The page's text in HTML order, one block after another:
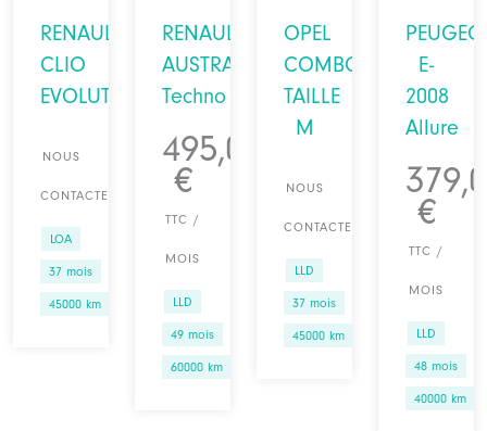
RENAULT
CLIO
EVOLUTION
NOUS
CONTACTER
LOA
37 mois
45000 km
RENAULT
AUSTRAL
Techno
495,00
€
TTC /
MOIS
LLD
49 mois
60000 km
OPEL
COMBO
TAILLE
M
NOUS
CONTACTER
LLD
37 mois
45000 km
E-
2008
Allure
€
TTC /
MOIS
LLD
48 mois
40000 km